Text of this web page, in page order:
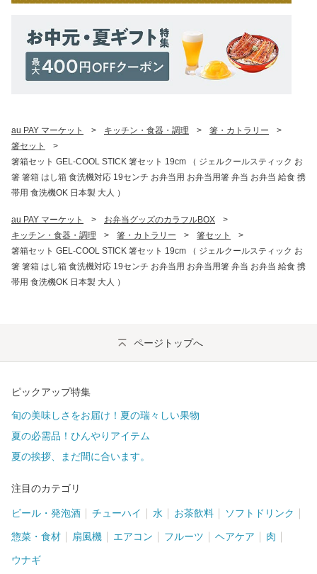
au PAY マーケット > キッチン・食器・調理 > 箸・カトラリー
>
箸セット
>
箸箱セット GEL-COOL STICK 箸セット 19cm （ ジェルクールスティック お
箸 箸箱 はし箱 食洗機対応 19センチ お弁当用 お弁当用箸 弁当 お弁当 給食 携
帯用 食洗機OK 日本製 大人 ）
au PAY マーケット > お弁当グッズのカラフルBOX
>
キッチン・食器・調理
> 箸・カトラリー > 箸セット
>
箸箱セット GEL-COOL STICK 箸セット 19cm （ ジェルクールスティック お
箸 箸箱 はし箱 食洗機対応 19センチ お弁当用 お弁当用箸 弁当 お弁当 給食 携
帯用 食洗機OK 日本製 大人 ）
ページトップへ
ピックアップ特集
旬の美味しさをお届け！夏の瑞々しい果物
夏の必需品！ひんやりアイテム
夏の挨拶、まだ間に合います。
注目のカテゴリ
ビール・発泡酒 チューハイ 水 お茶飲料 ソフトドリンク
惣菜・食材 扇風機 エアコン フルーツ ヘアケア 肉
ウナギ